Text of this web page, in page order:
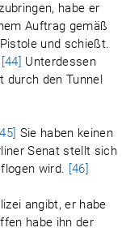
habe er
Auftrag gemäß
und schießt.
[44] Unterdessen
den Tunnel
[45] Sie haben keinen
Senat stellt sich
wird. [46]
angibt, er habe
habe ihn der